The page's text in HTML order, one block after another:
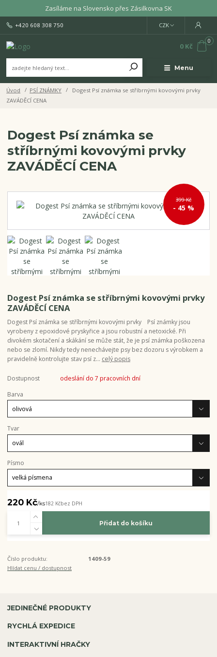
Zasíláme na Slovensko přes Zásilkovna SK
Menu
CZK
+420 608 308 750
0
0 Kč
Úvod PSÍ ZNÁMKY
Dogest Psí známka se stříbrnými kovovými prvky
ZAVÁDĚCÍ CENA
Dogest Psí známka se
stříbrnými kovovými prvky
ZAVÁDĚCÍ CENA
399 Kč
- 45 %
Dogest Psí známka se stříbrnými kovovými prvky
ZAVÁDĚCÍ CENA
Dogest Psí známka se stříbrnými kovovými prvky Psí známky jsou
vyrobeny z epoxidové pryskyřice a jsou robustní a netoxické. Při
divokém skotačení a skákání se může stát, že je psí známka poškozena
nebo se zlomí. Nikdy tedy nenechávejte psy bez dozoru s výrobkem a
pravidelně kontrolujte stav psí z... celý popis
Dostupnost
odeslání do 7 pracovních dní
Barva
Tvar
Písmo
220 Kč/ks182 Kčbez DPH
Přidat do košíku
Číslo produktu:
1409-59
Hlídat cenu / dostupnost
JEDINEČNÉ PRODUKTY
RYCHLÁ EXPEDICE
INTERAKTIVNÍ HRAČKY